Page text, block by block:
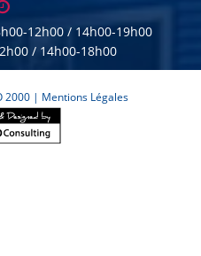
12h00 / 14h00-19h00
/ 14h00-18h00
2000 | Mentions Légales